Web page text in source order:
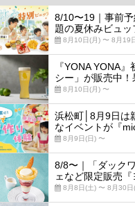
8/10〜19｜事前
題の夏休みビュッ
8月10日(月) 〜 8月19
『YONA YONA
シー」が販売中
8月10日(月) 〜
浜松町│8月9日は
なイベントが『
8月9日(日) 〜
8/8〜｜「ダック
ェなど限定販売『
8月8日(土) 〜 8月30日